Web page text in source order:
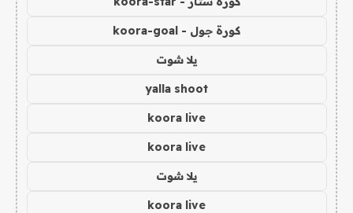
كورة جول - koora-goal
يلا شوت
yalla shoot
koora live
koora live
يلا شوت
koora live